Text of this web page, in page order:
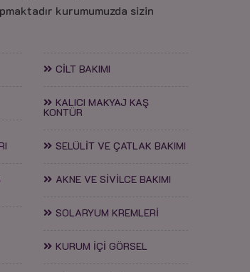
kurumumuzda sizin
CİLT BAKIMI
KALICI MAKYAJ KAŞ
KONTÜR
SELÜLİT VE ÇATLAK BAKIMI
AKNE VE SİVİLCE BAKIMI
SOLARYUM KREMLERİ
KURUM İÇİ GÖRSEL